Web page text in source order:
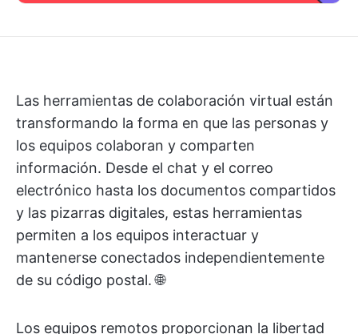
Las herramientas de colaboración virtual están
transformando la forma en que las personas y
los equipos colaboran y comparten
información. Desde el chat y el correo
electrónico hasta los documentos compartidos
y las pizarras digitales, estas herramientas
permiten a los equipos interactuar y
mantenerse conectados independientemente
de su código postal. 🌐
Los equipos remotos proporcionan la libertad